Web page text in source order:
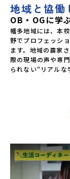
地域と協働
OB・OGに学
幡多地域には、本
野でプロフェッシ
ます。地域の農家
際の現場の声や専
られない“リアルな